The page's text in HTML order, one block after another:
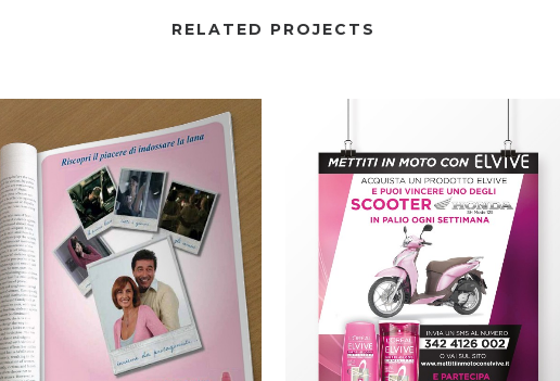
RELATED PROJECTS
VIEW VIEW